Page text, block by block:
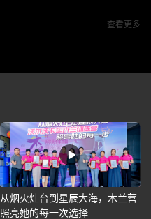
查看更多
从烟火灶台到星辰大海，木兰营
照亮她的每一次选择